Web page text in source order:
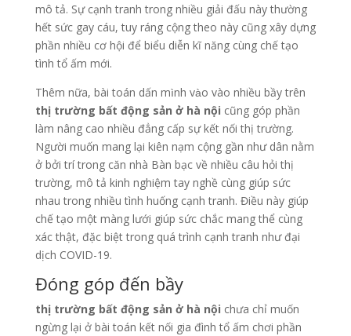
mô tả. Sự cạnh tranh trong nhiều giải đấu này thường
hết sức gay cáu, tuy ráng cộng theo này cũng xây dựng
phần nhiều cơ hội để biểu diễn kĩ năng cùng chế tạo
tình tổ ấm mới.
Thêm nữa, bài toán dấn mình vào vào nhiều bầy trên
thị trường bất động sản ở hà nội cũng góp phần
làm nâng cao nhiều đẳng cấp sự kết nối thị trường.
Người muốn mang lại kiên nạm cộng gần như dân nằm
ở bởi trí trong căn nhà Bàn bạc về nhiều câu hỏi thị
trường, mô tả kinh nghiệm tay nghề cùng giúp sức
nhau trong nhiều tình huống cạnh tranh. Điều này giúp
chế tạo một màng lưới giúp sức chắc mang thể cùng
xác thật, đặc biệt trong quá trình cạnh tranh như đại
dịch COVID-19.
Đóng góp đến bầy
thị trường bất động sản ở hà nội chưa chỉ muốn
ngừng lại ở bài toán kết nối gia đình tổ ấm chơi phần